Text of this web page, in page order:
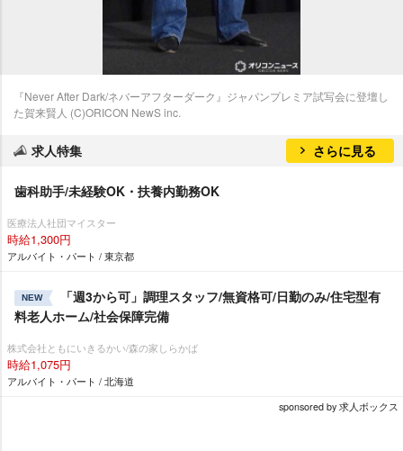
『Never After Dark/ネバーアフターダーク』ジャパンプレミア試写会に登壇し
た賀来賢人 (C)ORICON NewS inc.
求人特集 さらに見る
歯科助手/未経験OK・扶養内勤務OK
医療法人社団マイスター
時給1,300円
アルバイト・パート / 東京都
NEW
「週3から可」調理スタッフ/無資格可/日勤のみ/住宅型有
料老人ホーム/社会保障完備
株式会社ともにいきるかい/森の家しらかば
時給1,075円
アルバイト・パート / 北海道
sponsored by 求人ボックス